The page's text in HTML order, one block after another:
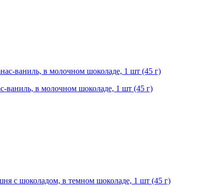
ваниль, в молочном шоколаде, 1 шт (45 г)